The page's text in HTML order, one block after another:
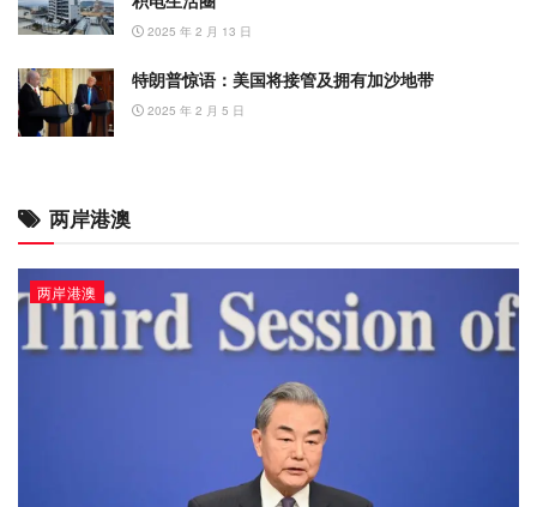
2025 年 2 月 13 日
特朗普惊语：美国将接管及拥有加沙地带
2025 年 2 月 5 日
两岸港澳
两岸港澳